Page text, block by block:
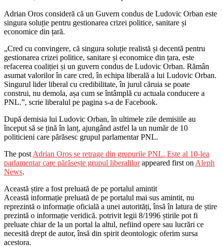
Adrian Oros consideră că un Guvern condus de Ludovic Orban este
singura soluție pentru gestionarea crizei politice, sanitare și
economice din țară.
„Cred cu convingere, că singura soluție realistă și decentă pentru
gestionarea crizei politice, sanitare și economice din țara, este
refacerea coaliției și un guvern condus de Ludovic Orban. Rămân
asumat valorilor în care cred, în echipa liberală a lui Ludovic Orban.
Singurul lider liberal cu credibilitate, în jurul căruia se poate
construi, nu demola, așa cum se întâmplă cu actuala conducere a
PNL.”, scrie liberalul pe pagina s-a de Facebook.
După demisia lui Ludovic Orban, în ultimele zile demisiile au
început să se țină în lanț, ajungând astfel la un număr de 10
politicieni care părăsesc grupul parlamentar PNL.
The post Adrian Oros se retrage din grupurile PNL. Este al 10-lea
parlamentar care părăsește grupul liberalilorappeared first on Aleph
News.
Această știre a fost preluată de pe portalul amintit
Această informație preluată de pe portalul mai sus amintit, nu
reprezintă o informație oficială a unei autorități, însă în latura de știre
prezintă o informație veridică. potrivit legii 8/1996 știrile pot fi
preluate chiar de la un portal la altul, nefiind opere sau lucrări ce
necesită drept de autor, însă din spirit deontologic oferim sursa
acestora.